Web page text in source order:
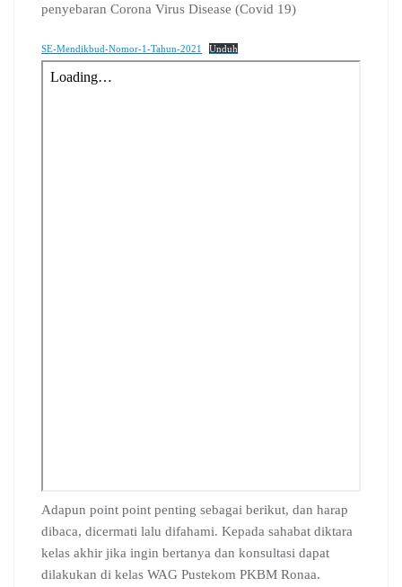
k
p
m
l
s
s
n
penyebaran Corona Virus Disease (Covid 19)
SE-Mendikbud-Nomor-1-Tahun-2021 Unduh
Adapun point point penting sebagai berikut, dan harap
dibaca, dicermati lalu difahami. Kepada sahabat diktara
kelas akhir jika ingin bertanya dan konsultasi dapat
dilakukan di kelas WAG Pustekom PKBM Ronaa.